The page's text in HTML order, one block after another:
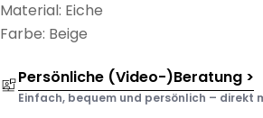
Material: Eiche
Farbe: Beige
Persönliche (Video-)Beratung >
Einfach, bequem und persönlich – direkt